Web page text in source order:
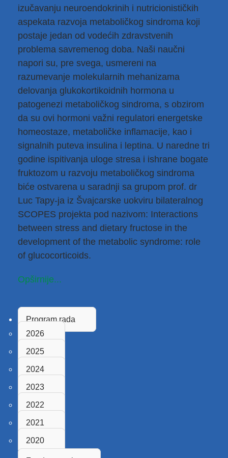
izučavanju neuroendokrinih i nutricionističkih
aspekata razvoja metaboličkog sindroma koji
postaje jedan od vodećih zdravstvenih
problema savremenog doba. Naši naučni
napori su, pre svega, usmereni na
razumevanje molekularnih mehanizama
delovanja glukokortikoidnih hormona u
patogenezi metaboličkog sindroma, s obzirom
da su ovi hormoni važni regulatori energetske
homeostaze, metaboličke inflamacije, kao i
signalnih puteva insulina i leptina. U naredne tri
godine ispitivanja uloge stresa i ishrane bogate
fruktozom u razvoju metaboličkog sindroma
biće ostvarena u saradnji sa grupom prof. dr
Luc Tapy-ja iz Švajcarske uokviru bilateralnog
SCOPES projekta pod nazivom: Interactions
between stress and dietary fructose in the
development of the metabolic syndrome: role
of glucocorticoids.
Opširnije...
Program rada
2026
2025
2024
2023
2022
2021
2020